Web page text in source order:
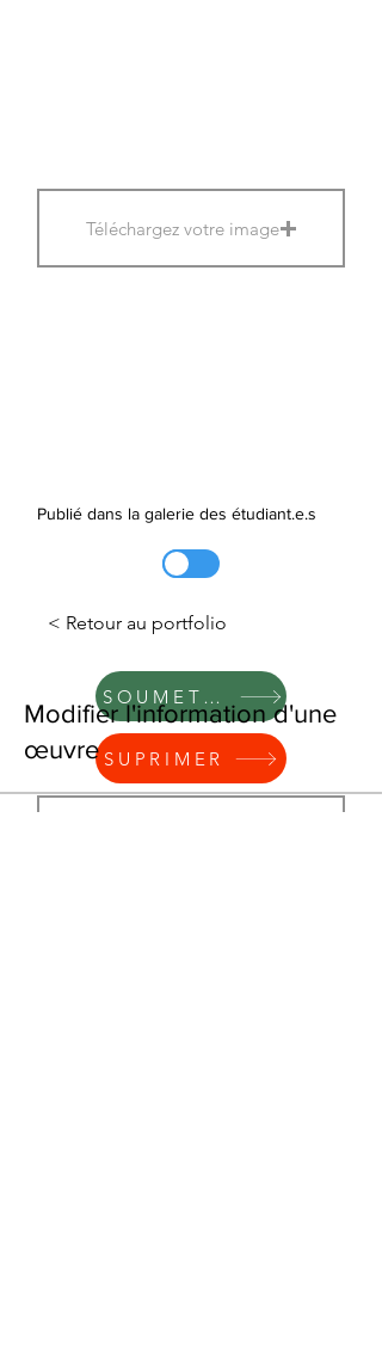
Téléchargez votre image
Publié dans la galerie des étudiant.e.s
SOUMETTRE
SUPRIMER
< Retour au portfolio
Modifier l'information d'une
œuvre